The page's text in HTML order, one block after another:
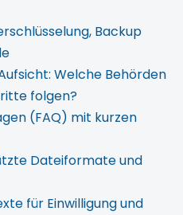
Backup
Welche Behörden
folgen?
(FAQ) mit kurzen
Dateiformate und
für Einwilligung und